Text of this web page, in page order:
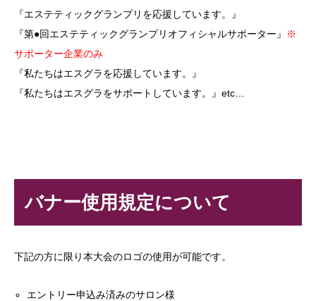
『エステティックグランプリを応援しています。』
『第●回エステティックグランプリオフィシャルサポーター』
※
サポーター企業のみ
『私たちはエスグラを応援しています。』
『私たちはエスグラをサポートしています。』etc…
バナー使用規定について
下記の方に限り本大会のロゴの使用が可能です。
エントリー申込み済みのサロン様